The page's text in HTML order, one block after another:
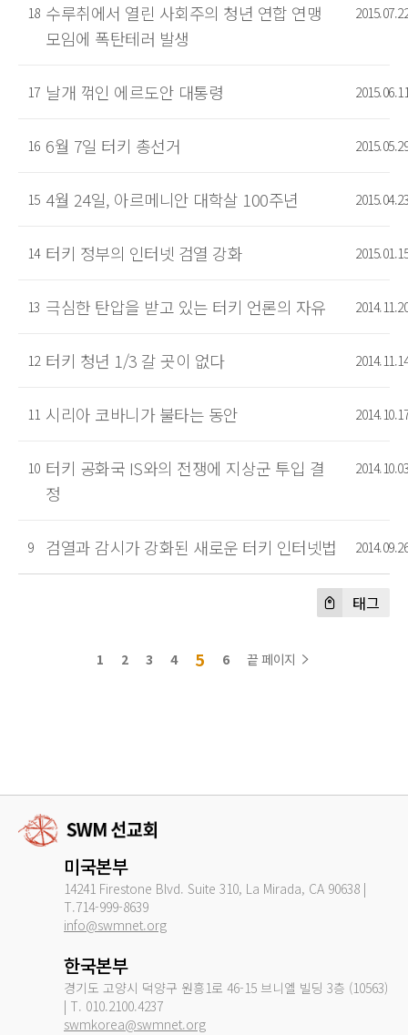
18 수루취에서 열린 사회주의 청년 연합 연맹
모임에 폭탄테러 발생
2015.07.22
17 날개 꺾인 에르도안 대통령 2015.06.11
16 6월 7일 터키 총선거 2015.05.29
15 4월 24일, 아르메니안 대학살 100주년 2015.04.23
14 터키 정부의 인터넷 검열 강화 2015.01.15
13 극심한 탄압을 받고 있는 터키 언론의 자유 2014.11.20
12 터키 청년 1/3 갈 곳이 없다 2014.11.14
11 시리아 코바니가 불타는 동안 2014.10.17
10 터키 공화국 IS와의 전쟁에 지상군 투입 결
정
2014.10.03
9 검열과 감시가 강화된 새로운 터키 인터넷법 2014.09.26
태그
1 2 3 4 5 6 끝 페이지
미국본부
14241 Firestone Blvd. Suite 310, La Mirada, CA 90638 |
T.714-999-8639
info@swmnet.org
한국본부
경기도 고양시 덕양구 원흥1로 46-15 브니엘 빌딩 3층 (10563)
| T. 010.2100.4237
swmkorea@swmnet.org